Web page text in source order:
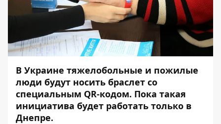
В Украине тяжелобольные и пожилые
люди будут носить браслет со
специальным QR-кодом. Пока такая
инициатива будет работать только в
Днепре.